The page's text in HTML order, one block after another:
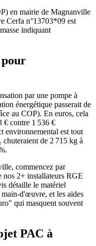
en mairie de Magnanville
Cerfa n°13703*09 est
indiquant
pour
par une pompe à
énergétique passerait de
au COP). En euros, cela
€ contre 1 536 €
environnemental est tout
de 2 715 kg à
commencez par
nos 2+ installateurs RGE
détaille le matériel
d'œuvre, et les aides
qui masquent souvent
PAC à